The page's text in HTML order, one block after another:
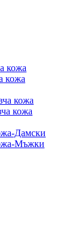
кожа
кожа
кожа
кожа
Дамски
Мъжки